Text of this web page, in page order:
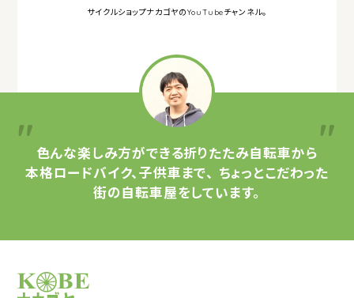
サイクルショップナカゴヤのYouTubeチャンネル。
色んな楽しみ方ができる折りたたみ自転車から
本格ロードバイク、子供車まで、 ちょっとこだわった
街の自転車屋をしています。
サイクルショップナカゴヤ